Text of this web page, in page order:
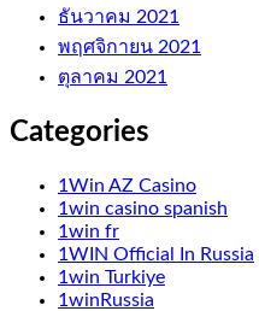
ธันวาคม 2021
พฤศจิกายน 2021
ตุลาคม 2021
Categories
1Win AZ Casino
1win casino spanish
1win fr
1WIN Official In Russia
1win Turkiye
1winRussia